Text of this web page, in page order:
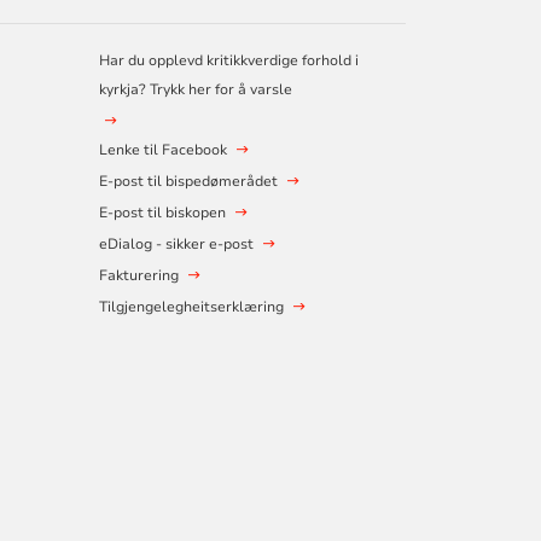
Har du opplevd kritikkverdige forhold i
kyrkja? Trykk her for å varsle
Lenke til Facebook
E-post til bispedømerådet
E-post til biskopen
eDialog - sikker e-post
Fakturering
Tilgjengelegheitserklæring